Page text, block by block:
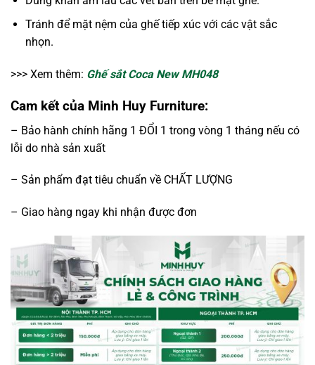
Tránh để mặt nệm của ghế tiếp xúc với các vật sắc
nhọn.
>>> Xem thêm: Ghế sắt Coca New MH048
Cam kết của Minh Huy Furniture:
– Bảo hành chính hãng 1 ĐỔI 1 trong vòng 1 tháng nếu có
lỗi do nhà sản xuất
– Sản phẩm đạt tiêu chuẩn về CHẤT LƯỢNG
– Giao hàng ngay khi nhận được đơn